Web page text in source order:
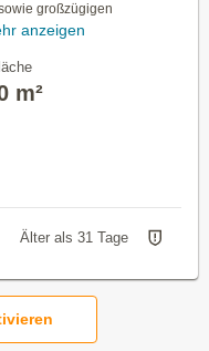
großzügigen
anzeigen
m²
Älter als 31 Tage